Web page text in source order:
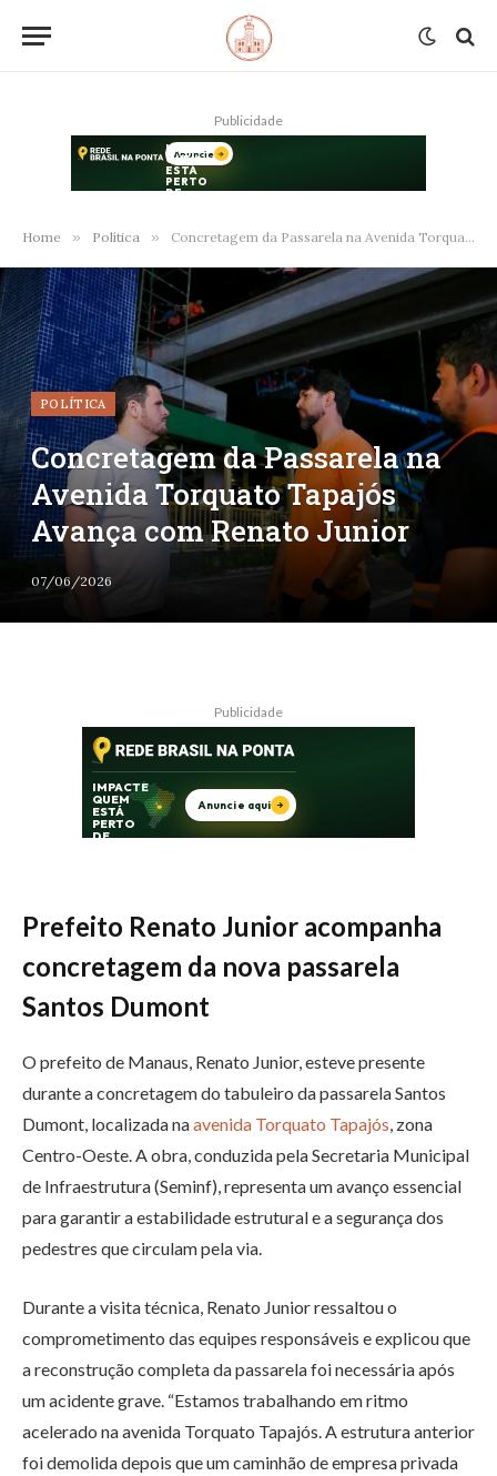
Publicidade
Home » Política » Concretagem da Passarela na Avenida Torquato Tapajós Avança com Renato Junior
POLÍTICA
Concretagem da Passarela na
Avenida Torquato Tapajós
Avança com Renato Junior
07/06/2026
Publicidade
Prefeito Renato Junior acompanha
concretagem da nova passarela
Santos Dumont
O prefeito de Manaus, Renato Junior, esteve presente
durante a concretagem do tabuleiro da passarela Santos
Dumont, localizada naavenida Torquato Tapajós, zona
Centro-Oeste. A obra, conduzida pela Secretaria Municipal
de Infraestrutura (Seminf), representa um avanço essencial
para garantir a estabilidade estrutural e a segurança dos
pedestres que circulam pela via.
Durante a visita técnica, Renato Junior ressaltou o
comprometimento das equipes responsáveis e explicou que
a reconstrução completa da passarela foi necessária após
um acidente grave. “Estamos trabalhando em ritmo
acelerado na avenida Torquato Tapajós. A estrutura anterior
foi demolida depois que um caminhão de empresa privada